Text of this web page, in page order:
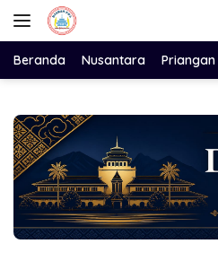
Langsung
Beranda Nusantara Priangan